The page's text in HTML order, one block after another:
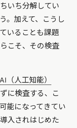
いち分解してい
。加えて、こうし
いることも課題
こそ、その検査
AI（人工知能）
に検査する、こ
能になってきてい
入されはじめた